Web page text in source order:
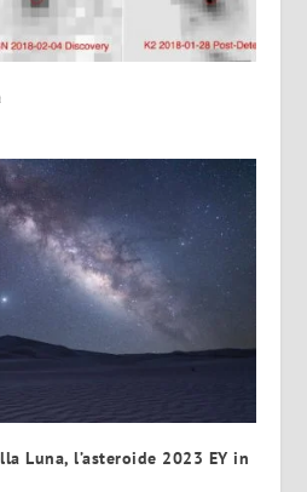
Luna, l’asteroide 2023 EY in